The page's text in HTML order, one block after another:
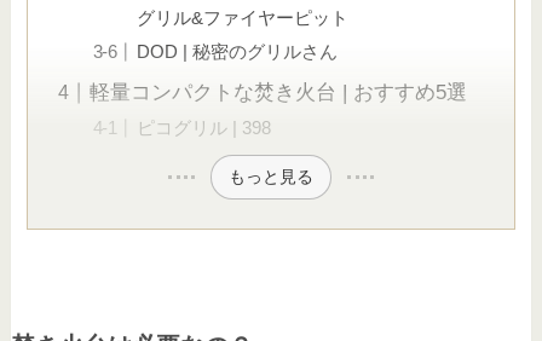
グリル&ファイヤーピット
DOD | 秘密のグリルさん
軽量コンパクトな焚き火台 | おすすめ5選
ピコグリル | 398
もっと見る